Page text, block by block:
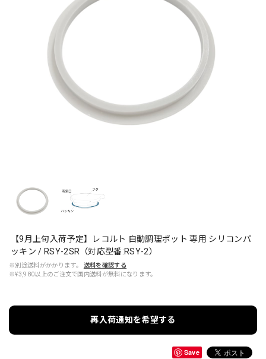
【9月上旬入荷予定】レコルト 自動調理ポット 専用 シリコンパ
ッキン / RSY-2SR（対応型番:RSY-2）
※別途送料がかかります。
送料を確認する
※¥3,980以上のご注文で国内送料が無料になります。
再入荷通知を希望する
Save